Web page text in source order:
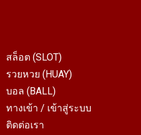
สล็อต (SLOT)
รวยหวย (HUAY)
บอล (BALL)
ทางเข้า / เข้าสู่ระบบ
ติดต่อเรา